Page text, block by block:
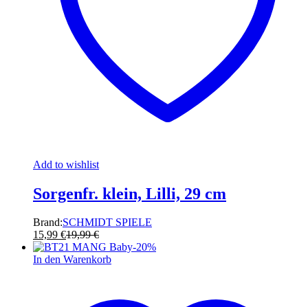
Add to wishlist
Sorgenfr. klein, Lilli, 29 cm
Brand:SCHMIDT SPIELE
15,99 €19,99€
-20%
In den Warenkorb